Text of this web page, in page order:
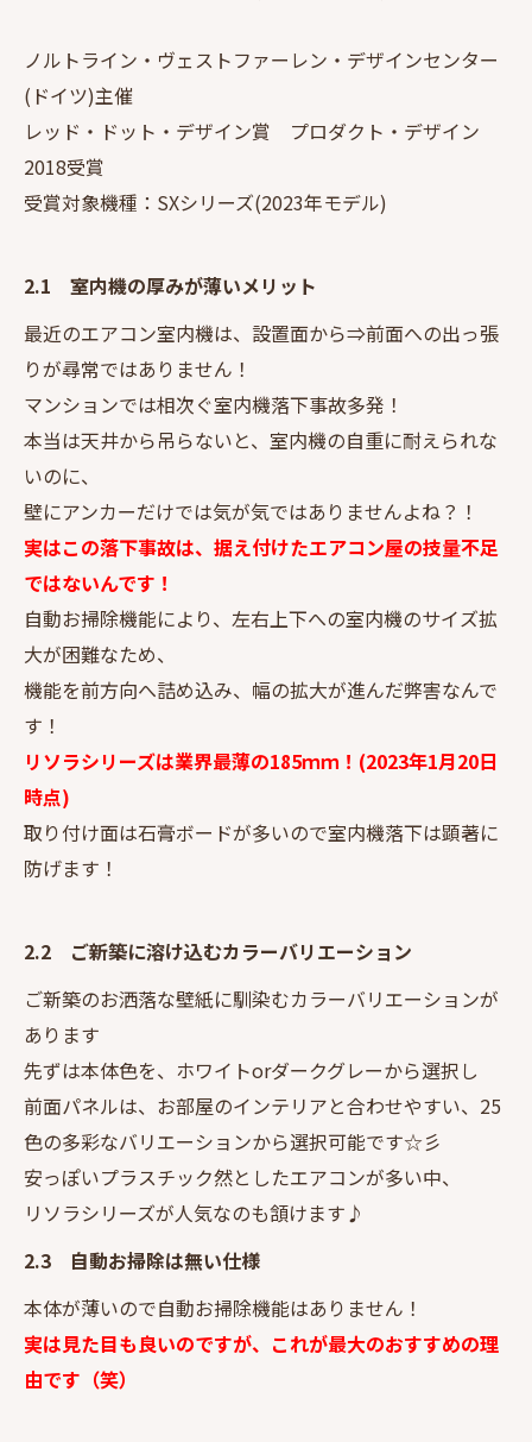
ノルトライン・ヴェストファーレン・デザインセンター
(ドイツ)主催
レッド・ドット・デザイン賞 プロダクト・デザイン
2018受賞
受賞対象機種：SXシリーズ(2023年モデル)
2.1 室内機の厚みが薄いメリット
最近のエアコン室内機は、設置面から⇒前面への出っ張
りが尋常ではありません！
マンションでは相次ぐ室内機落下事故多発！
本当は天井から吊らないと、室内機の自重に耐えられな
いのに、
壁にアンカーだけでは気が気ではありませんよね？！
実はこの落下事故は、据え付けたエアコン屋の技量不足
ではないんです！
自動お掃除機能により、左右上下への室内機のサイズ拡
大が困難なため、
機能を前方向へ詰め込み、幅の拡大が進んだ弊害なんで
す！
リソラシリーズは業界最薄の185ｍｍ！(2023年1月20日
時点)
取り付け面は石膏ボードが多いので室内機落下は顕著に
防げます！
2.2 ご新築に溶け込むカラーバリエーション
ご新築のお洒落な壁紙に馴染むカラーバリエーションが
あります
先ずは本体色を、ホワイトorダークグレーから選択し
前面パネルは、お部屋のインテリアと合わせやすい、25
色の多彩なバリエーションから選択可能です☆彡
安っぽいプラスチック然としたエアコンが多い中、
リソラシリーズが人気なのも頷けます♪
2.3 自動お掃除は無い仕様
本体が薄いので自動お掃除機能はありません！
実は見た目も良いのですが、これが最大のおすすめの理
由です（笑）